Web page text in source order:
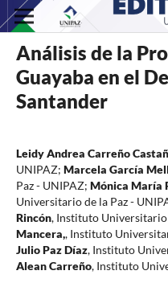
Análisis de la
Guayaba en el
Santander
Leidy Andrea Carreño
UNIPAZ; Marcela García
Paz - UNIPAZ; Mónica María
Universitario de la Paz -
Rincón, Instituto Universitario
Mancera,, Instituto
Julio Paz Díaz, Instituto
Alean Carreño, Instituto